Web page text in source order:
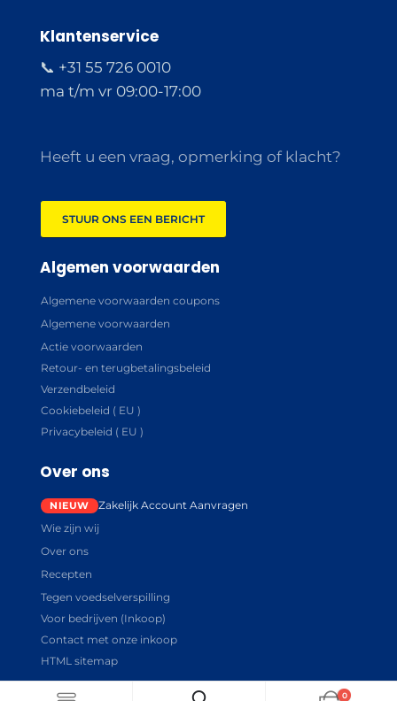
Klantenservice
📞 +31 55 726 0010
ma t/m vr 09:00-17:00
Heeft u een vraag, opmerking of klacht?
STUUR ONS EEN BERICHT
Algemen voorwaarden
Algemene voorwaarden coupons
Algemene voorwaarden
Actie voorwaarden
Retour- en terugbetalingsbeleid
Verzendbeleid
Cookiebeleid ( EU )
Privacybeleid ( EU )
Over ons
Zakelijk Account Aanvragen
Wie zijn wij
Over ons
Recepten
Tegen voedselverspilling
Voor bedrijven (Inkoop)
Contact met onze inkoop
HTML sitemap
0